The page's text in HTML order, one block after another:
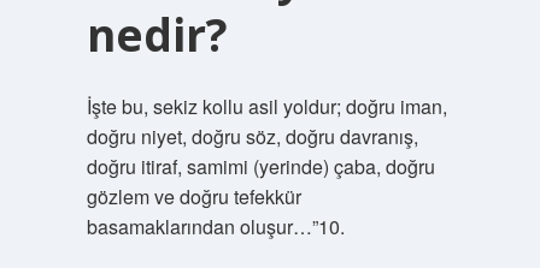
nedir?
İşte bu, sekiz kollu asil yoldur; doğru iman,
doğru niyet, doğru söz, doğru davranış,
doğru itiraf, samimi (yerinde) çaba, doğru
gözlem ve doğru tefekkür
basamaklarından oluşur…”10.